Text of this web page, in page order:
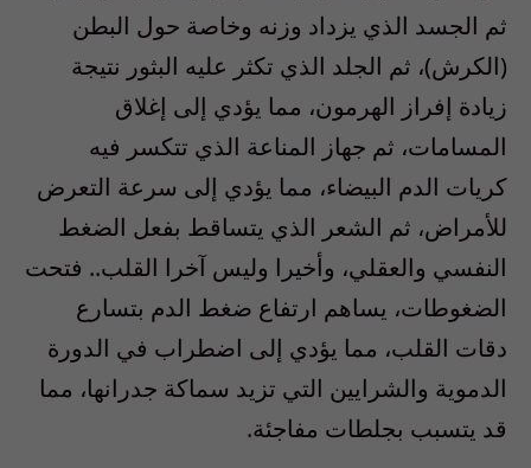
ثم الجسد الذي يزداد وزنه وخاصة حول البطن
(الكرش)، ثم الجلد الذي تكثر عليه البثور نتيجة
زيادة إفراز الهرمون، مما يؤدي إلى إغلاق
المسامات، ثم جهاز المناعة الذي تتكسر فيه
كريات الدم البيضاء، مما يؤدي إلى سرعة التعرض
للأمراض، ثم الشعر الذي يتساقط بفعل الضغط
النفسي والعقلي، وأخيرا وليس آخرا القلب.. فتحت
الضغوطات، يساهم ارتفاع ضغط الدم بتسارع
دقات القلب، مما يؤدي إلى اضطراب في الدورة
الدموية والشرايين التي تزيد سماكة جدرانها، مما
قد يتسبب بجلطات مفاجئة.